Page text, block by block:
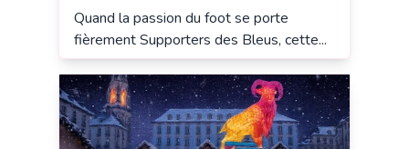
Quand la passion du foot se porte
fièrement Supporters des Bleus, cette...